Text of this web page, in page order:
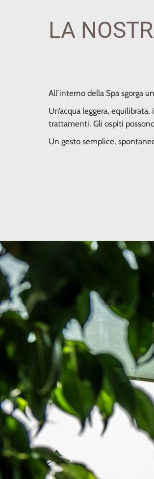
LA
All’interno della Spa sgorga
Un’acqua leggera,
trattamenti. Gli ospiti
Un gesto semplice,